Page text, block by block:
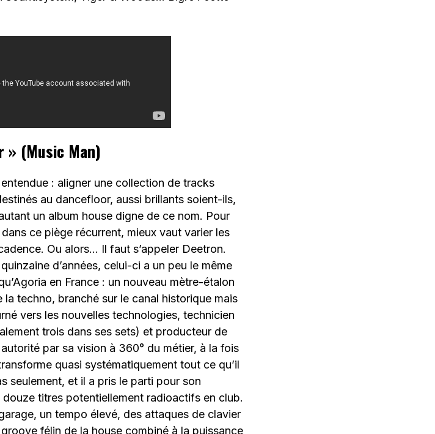
» (Music Man)
entendue : aligner une collection de tracks
au dancefloor, aussi brillants soient-ils,
un album house digne de ce nom. Pour
ce piège récurrent, mieux vaut varier les
Ou alors… Il faut s’appeler Deetron.
d’années, celui-ci a un peu le même
en France : un nouveau mètre-étalon
la techno, branché sur le canal historique mais
vers les nouvelles technologies, technicien
trois dans ses sets) et producteur de
par sa vision à 360° du métier, à la fois
quasi systématiquement tout ce qu’il
seulement, et il a pris le parti pour son
douze titres potentiellement radioactifs en club.
un tempo élevé, des attaques de clavier
félin de la house combiné à la puissance